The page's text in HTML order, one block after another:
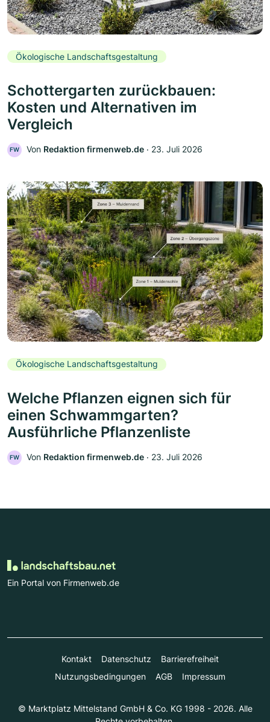
Ökologische Landschaftsgestaltung
Schottergarten zurückbauen:
Kosten und Alternativen im
Vergleich
FW Von Redaktion firmenweb.de ‧ 23. Juli 2026
Ökologische Landschaftsgestaltung
Welche Pflanzen eignen sich für
einen Schwammgarten?
Ausführliche Pflanzenliste
FW Von Redaktion firmenweb.de ‧ 23. Juli 2026
Ein Portal von Firmenweb.de
Kontakt Datenschutz
Barrierefreiheit
Nutzungsbedingungen
AGB Impressum
© Marktplatz Mittelstand GmbH & Co. KG 1998 - 2026. Alle